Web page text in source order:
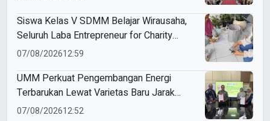
Siswa Kelas V SDMM Belajar Wirausaha,
Seluruh Laba Entrepreneur for Charity
Didonasikan
07/08/202612:59
UMM Perkuat Pengembangan Energi
Terbarukan Lewat Varietas Baru Jarak
Pagar JCUMM5
07/08/202612:52